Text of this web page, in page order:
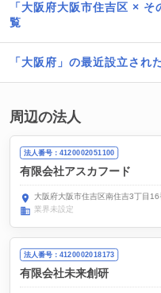
「大阪府大阪市住吉区 ×
覧
「大阪府」の最近設立され
周辺の法人
法人番号：4120002051100
有限会社アスカフード
大阪府大阪市住吉区南住吉3丁目
業界未設定
法人番号：4120002018173
有限会社未来創研